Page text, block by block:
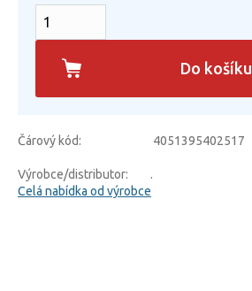
Do košíku
Čárový kód: 4051395402517
Výrobce/distributor:
.
Celá nabídka od výrobce